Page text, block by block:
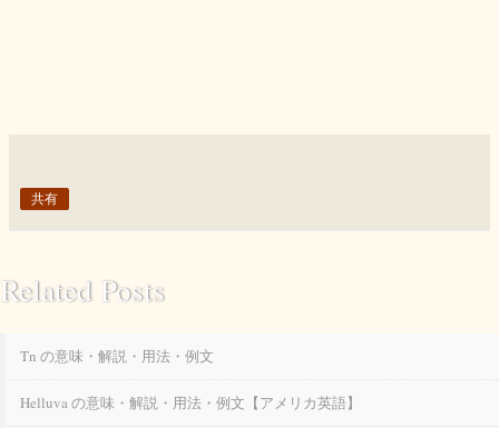
共有
Related Posts
Tn の意味・解説・用法・例文
Helluva の意味・解説・用法・例文【アメリカ英語】